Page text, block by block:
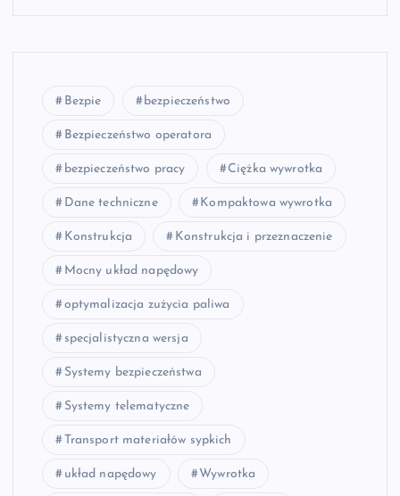
Bezpie bezpieczeństwo
Bezpieczeństwo operatora
bezpieczeństwo pracy Ciężka wywrotka
Dane techniczne Kompaktowa wywrotka
Konstrukcja Konstrukcja i przeznaczenie
Mocny układ napędowy
optymalizacja zużycia paliwa
specjalistyczna wersja
Systemy bezpieczeństwa
Systemy telematyczne
Transport materiałów sypkich
układ napędowy Wywrotka